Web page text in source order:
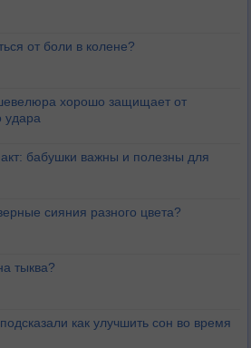
от боли в колене?
хорошо защищает от
удара
бабушки важны и полезны для
сияния разного цвета?
тыква?
как улучшить сон во время